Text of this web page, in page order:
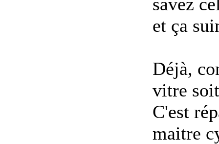
et ça
Déjà,
vitre
C'est
maitre